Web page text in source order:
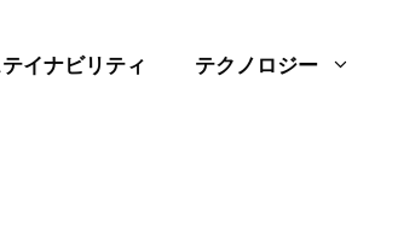
イナビリティ テクノロジー